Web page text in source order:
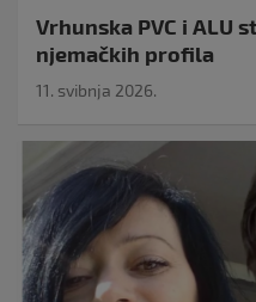
Vrhunska PVC i ALU
njemačkih profila
11. svibnja 2026.